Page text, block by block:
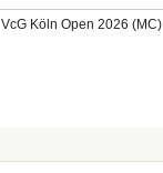
VcG Köln Open 2026 (MC)